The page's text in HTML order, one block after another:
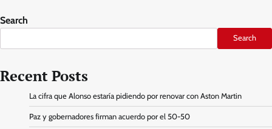
Search
Search
Recent Posts
La cifra que Alonso estaría pidiendo por renovar con Aston Martin
Paz y gobernadores firman acuerdo por el 50-50